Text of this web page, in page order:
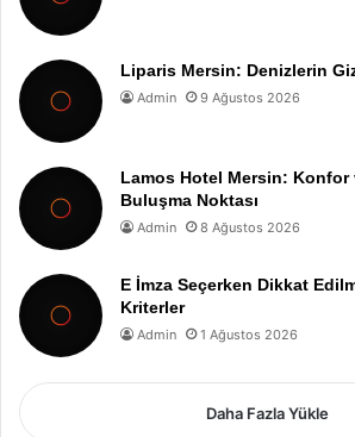
Liparis Mersin: Denizlerin
Admin 9 Ağustos 2026
Lamos Hotel Mersin: Konfor
Buluşma Noktası
Admin 8 Ağustos 2026
E İmza Seçerken Dikkat
Kriterler
Admin 1 Ağustos 2026
Daha Fazla Yükle